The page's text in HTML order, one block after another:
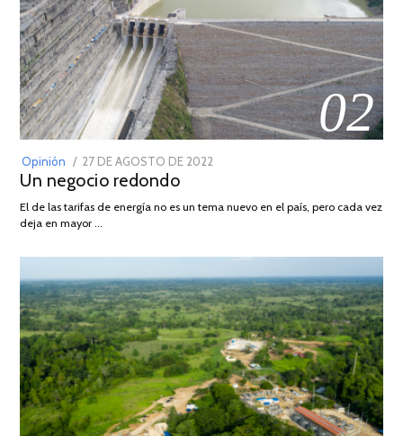
02
Opinión
POSTED
ON
27 DE AGOSTO DE 2022
DE
Un negocio redondo
El de las tarifas de energía no es un tema nuevo en el país, pero cada vez
deja en mayor …